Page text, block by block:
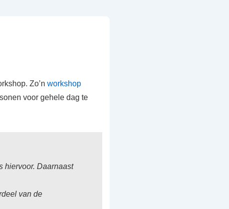
Zo’nworkshop
voor gehele dag te
hiervoor. Daarnaast
van de